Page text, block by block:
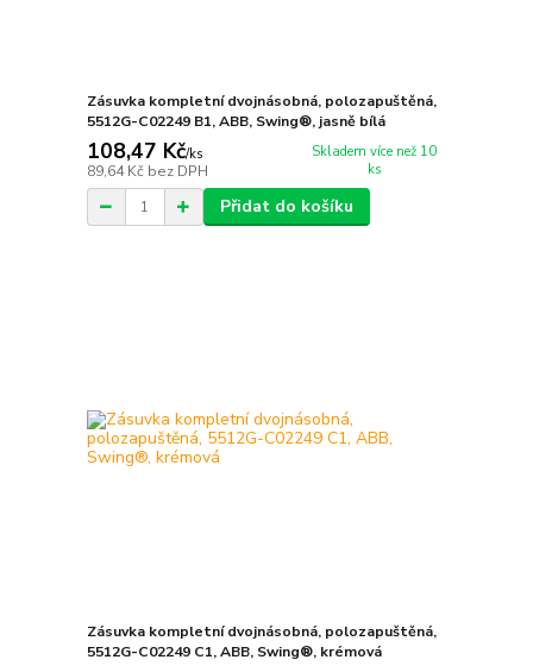
Zásuvka kompletní dvojnásobná, polozapuštěná,
5512G-C02249 B1, ABB, Swing®, jasně bílá
108,47 Kč/ks
89,64 Kč bez DPH
Skladem více než 10
ks
Přidat do košíku
Zásuvka kompletní dvojnásobná, polozapuštěná,
5512G-C02249 C1, ABB, Swing®, krémová